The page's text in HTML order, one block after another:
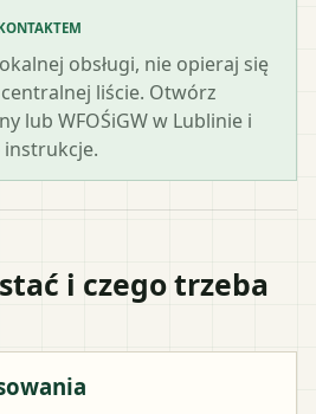
obsługi, nie opieraj się
liście. Otwórz
lub WFOŚiGW w Lublinie i
i czego trzeba